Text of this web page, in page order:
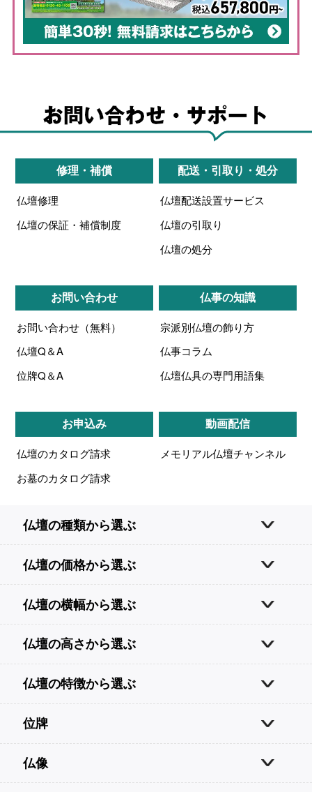
修理・補償
仏壇修理
仏壇の保証・補償制度
配送・引取り・処分
仏壇配送設置サービス
仏壇の引取り
仏壇の処分
お問い合わせ
お問い合わせ（無料）
仏壇Q＆A
位牌Q＆A
仏事の知識
宗派別仏壇の飾り方
仏事コラム
仏壇仏具の専門用語集
お申込み
仏壇のカタログ請求
お墓のカタログ請求
動画配信
メモリアル仏壇チャンネル
仏壇の種類から選ぶ
仏壇の価格から選ぶ
仏壇の横幅から選ぶ
仏壇の高さから選ぶ
仏壇の特徴から選ぶ
位牌
仏像